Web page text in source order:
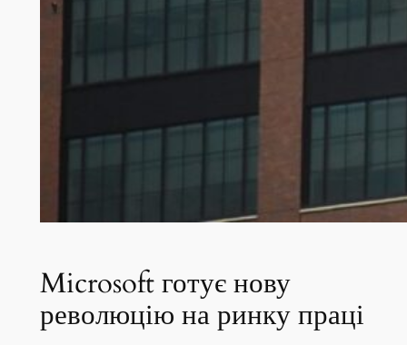
Microsoft готує нову
революцію на ринку праці